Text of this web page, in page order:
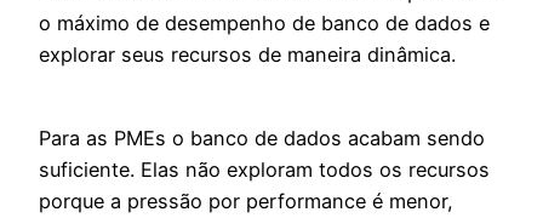
o máximo de desempenho de banco de dados e
explorar seus recursos de maneira dinâmica.
Para as PMEs o banco de dados acabam sendo
suficiente. Elas não exploram todos os recursos
porque a pressão por performance é menor,